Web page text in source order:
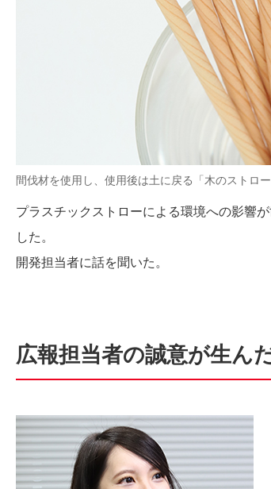
間伐材を使用し、使用後は土に戻る「木のストロ
プラスチックストローによる環境への影響
した。
開発担当者に話を聞いた。
広報担当者の誠意が生ん